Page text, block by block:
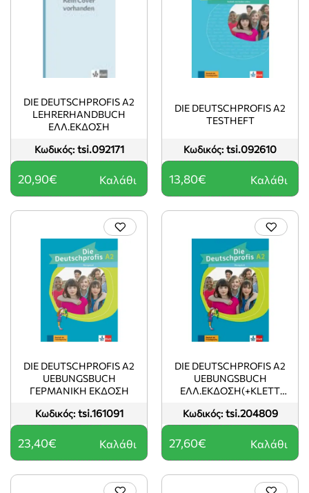
Κωδικός: tsi.092171
DIE DEUTSCHPROFIS A2
LEHRERHANDBUCH
ΕΛΛ.ΕΚΔΟΣΗ
20,90€ Καλάθι
Κωδικός: tsi.092610
DIE DEUTSCHPROFIS A2
TESTHEFT
13,80€ Καλάθι
Κωδικός: tsi.161091
DIE DEUTSCHPROFIS A2
UEBUNGSBUCH
ΓΕΡΜΑΝΙΚΗ ΕΚΔΟΣΗ
23,40€ Καλάθι
Κωδικός: tsi.204809
DIE DEUTSCHPROFIS A2
UEBUNGSBUCH
ΕΛΛ.ΕΚΔΟΣΗ(+KLETT
27,60€ Καλάθι